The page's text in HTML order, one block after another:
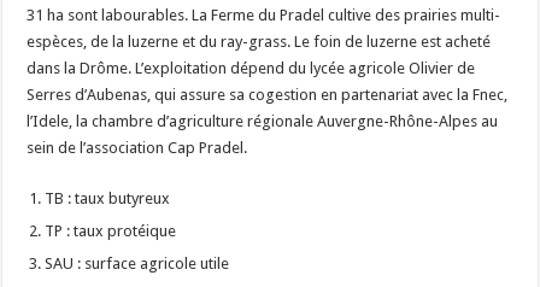
31 ha sont labourables. La Ferme du Pradel cultive des prairies multi-
espèces, de la luzerne et du ray-grass. Le foin de luzerne est acheté
dans la Drôme. L’exploitation dépend du lycée agricole Olivier de
Serres d’Aubenas, qui assure sa cogestion en partenariat avec la Fnec,
l’Idele, la chambre d’agriculture régionale Auvergne-Rhône-Alpes au
sein de l’association Cap Pradel.
TB : taux butyreux
TP : taux protéique
SAU : surface agricole utile